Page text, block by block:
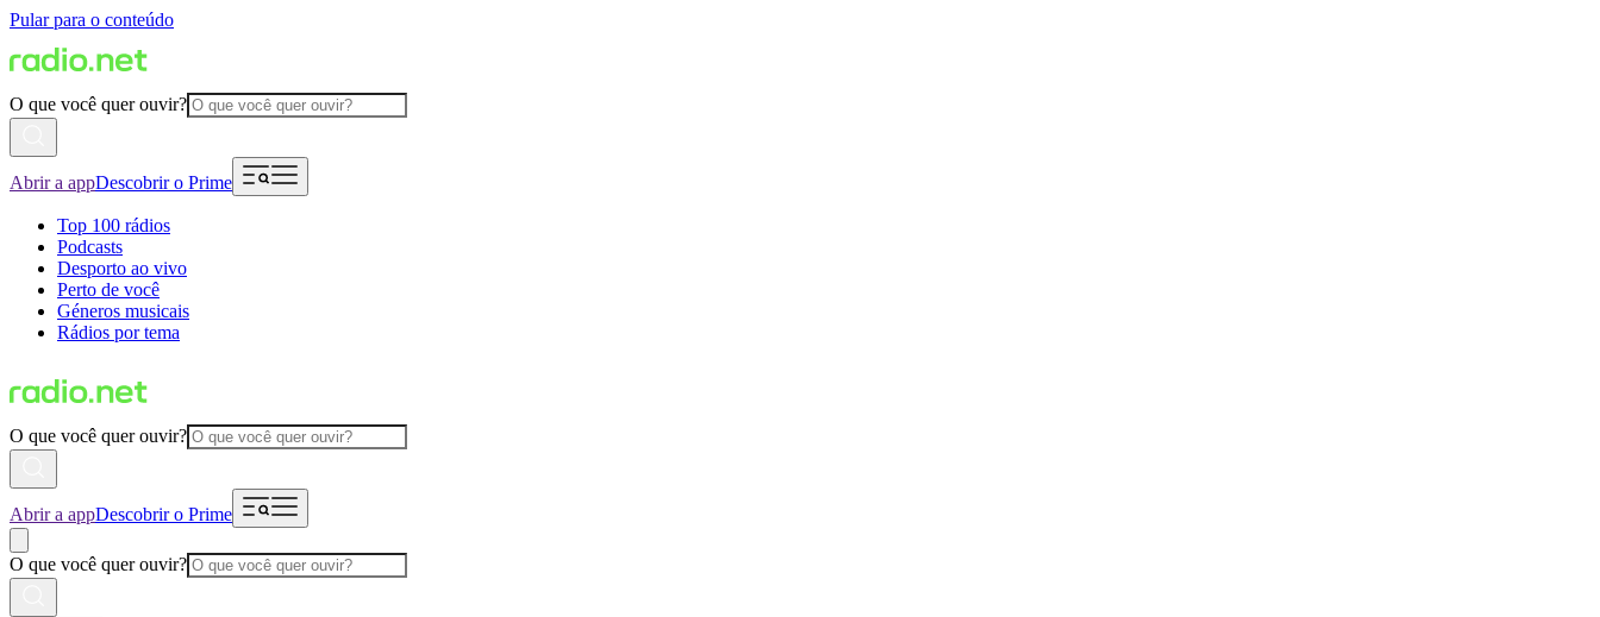
Pular para o conteúdo
O que você quer ouvir?
Abrir a appDescobrir o Prime
Top 100 rádios
Podcasts
Desporto ao vivo
Perto de você
Géneros musicais
Rádios por tema
O que você quer ouvir?
Abrir a appDescobrir o Prime
O que você quer ouvir?